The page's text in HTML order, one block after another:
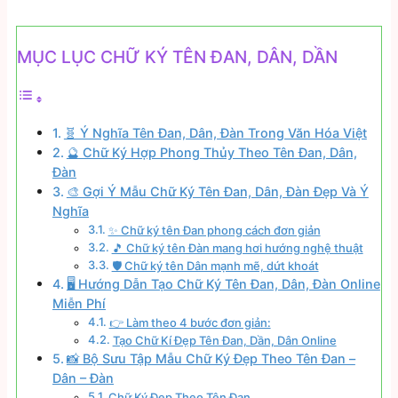
MỤC LỤC CHỮ KÝ TÊN ĐAN, DÂN, DẦN
🧬 Ý Nghĩa Tên Đan, Dân, Đàn Trong Văn Hóa Việt
🔮 Chữ Ký Hợp Phong Thủy Theo Tên Đan, Dân,
Đàn
🎨 Gợi Ý Mẫu Chữ Ký Tên Đan, Dân, Đàn Đẹp Và Ý
Nghĩa
✨ Chữ ký tên Đan phong cách đơn giản
🎵 Chữ ký tên Đàn mang hơi hướng nghệ thuật
🛡️ Chữ ký tên Dân mạnh mẽ, dứt khoát
🖥️ Hướng Dẫn Tạo Chữ Ký Tên Đan, Dân, Đàn Online
Miễn Phí
👉 Làm theo 4 bước đơn giản:
Tạo Chữ Kí Đẹp Tên Đan, Dần, Dân Online
📸 Bộ Sưu Tập Mẫu Chữ Ký Đẹp Theo Tên Đan –
Dân – Đàn